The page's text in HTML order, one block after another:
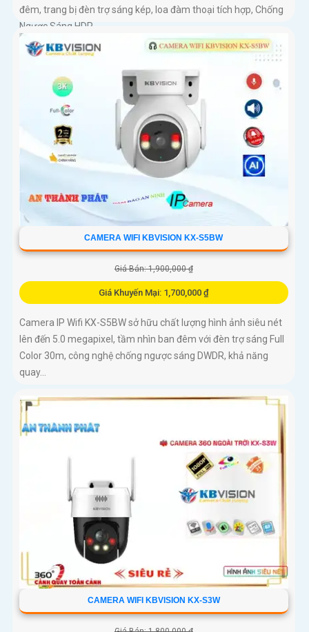
đêm, trang bị đèn trợ sáng kép, loa đàm thoại tích hợp, Chống
Ngược Sáng HDR
CAMERA WIFI KBVISION KX-S5BW
Giá Bán: 1,900,000 ₫
Giá Khuyến Mại: 1,700,000 ₫
Camera IP Wifi KX-S5BW sở hữu chất lượng hình ảnh siêu nét
lên đến 5.0 megapixel, tầm nhìn ban đêm với đèn trợ sáng Full
Color 30m, công nghệ chống ngược sáng DWDR, khả năng
quay...
CAMERA WIFI KBVISION KX-S3W